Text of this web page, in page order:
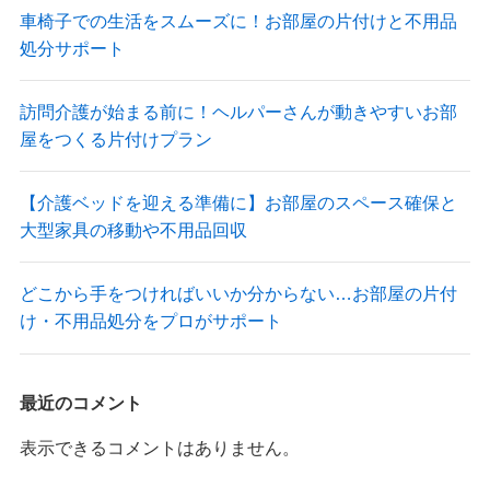
車椅子での生活をスムーズに！お部屋の片付けと不用品
処分サポート
訪問介護が始まる前に！ヘルパーさんが動きやすいお部
屋をつくる片付けプラン
【介護ベッドを迎える準備に】お部屋のスペース確保と
大型家具の移動や不用品回収
どこから手をつければいいか分からない…お部屋の片付
け・不用品処分をプロがサポート
最近のコメント
表示できるコメントはありません。